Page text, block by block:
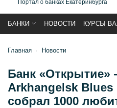
Портал о банках Екатеринбурга
БАНКИ НОВОСТИ КУРСЫ
Главная Новости
Банк «Открытие»
Arkhangelsk
собрал 1000